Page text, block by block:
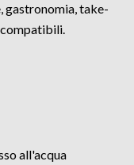
take-
all'acqua